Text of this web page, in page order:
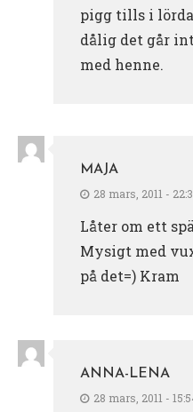
pigg tills i
dålig det går
med henne.
MAJA
28 mars, 2011 -
Låter om ett
Mysigt med
på det=) Kram
ANNA-LENA
28 mars, 2011 -